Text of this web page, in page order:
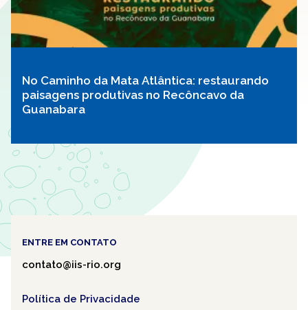
No Caminho da Mata Atlântica: restaurando
paisagens produtivas no Recôncavo da
Guanabara
ENTRE EM CONTATO
contato@iis-rio.org
Política de Privacidade